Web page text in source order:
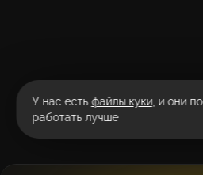
У нас естьфайлы куки, и они
работать лучше